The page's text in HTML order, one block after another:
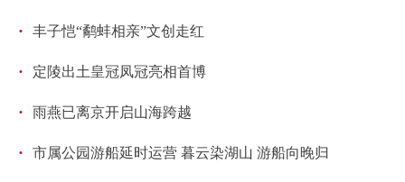
ESPAÑOL العربية
· 丰子恺“鹬蚌相亲”文创走红
· 定陵出土皇冠凤冠亮相首博
· 雨燕已离京开启山海跨越
· 市属公园游船延时运营 暮云染湖山 游船向晚归